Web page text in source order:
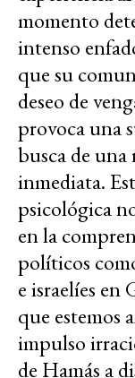
momento
intenso
que su
deseo de
provoca una
busca de
inmediata.
psicológica
en la
políticos
e israelíes en
que estemos
impulso
de Hamás a